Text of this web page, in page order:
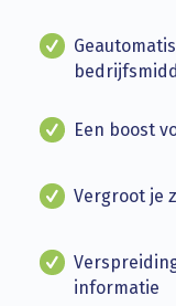
Een boost
Vergroot je
informatie